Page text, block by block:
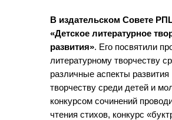
В издательском Совете
«Детское литературное
развития». Его посвятили
литературному творчеству
различные аспекты
творчеству среди детей и
конкурсом сочинений
чтения стихов, конкурс